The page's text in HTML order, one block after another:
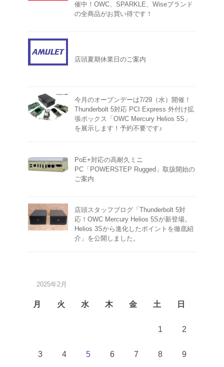
催中！OWC、SPARKLE、Wiseブランド
の全商品がお買い得です！
店頭夏期休業日のご案内
今月のオープンデーは7/29（水）開催！
Thunderbolt 5対応 PCI Express 外付け拡
張ボックス「OWC Mercury Helios 5S」
を展示します！予約不要です♪
PoE+対応の高耐久ミニ
PC「POWERSTEP Rugged」取扱開始の
ご案内
店頭スタッフブログ「Thunderbolt 5対
応！OWC Mercury Helios 5Sが新登場。
Helios 3Sから進化したポイントを徹底紹
介」を公開しました。
2025年2月
月 火 水 木 金 土 日
1 2
3 4 5 6 7 8 9